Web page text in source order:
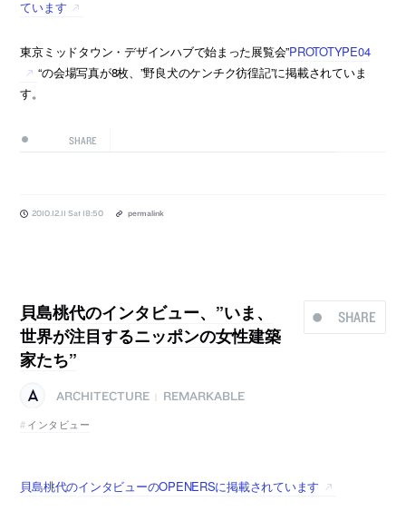
ています
東京ミッドタウン・デザインハブで始まった展覧会”PROTOTYPE04
“の会場写真が8枚、”野良犬のケンチク彷徨記”に掲載されていま
す。
SHARE
2010.12.11 Sat 18:50 permalink
SHARE
貝島桃代のインタビュー、”いま、
世界が注目するニッポンの女性建築
家たち”
ARCHITECTURE
REMARKABLE
インタビュー
貝島桃代のインタビューのOPENERSに掲載されています